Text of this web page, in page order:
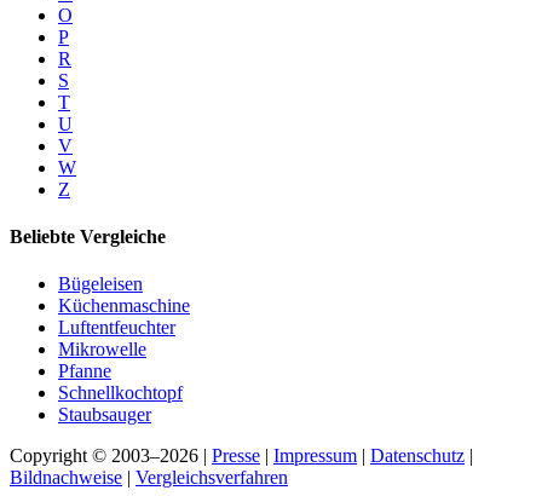
O
P
R
S
T
U
V
W
Z
Beliebte Vergleiche
Bügeleisen
Küchenmaschine
Luftentfeuchter
Mikrowelle
Pfanne
Schnellkochtopf
Staubsauger
Copyright © 2003–2026 | Presse | Impressum | Datenschutz |
Bildnachweise | Vergleichsverfahren